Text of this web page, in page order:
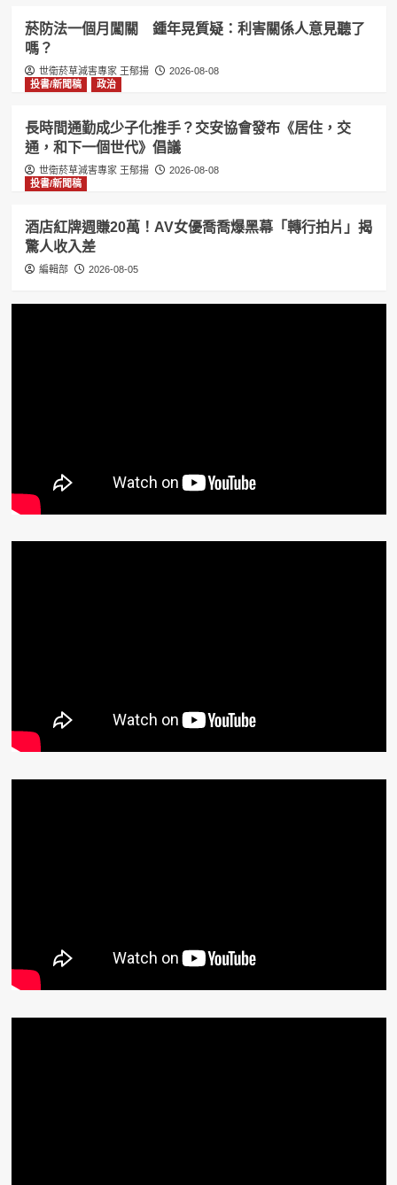
菸防法一個月闖關 鍾年晃質疑：利害關係人意見聽了
嗎？
世衛菸草減害專家 王郁揚
2026-08-08
投書/新聞稿
政治
長時間通勤成少子化推手？交安協會發布《居住，交
通，和下一個世代》倡議
世衛菸草減害專家 王郁揚
2026-08-08
投書/新聞稿
酒店紅牌週賺20萬！AV女優喬喬爆黑幕「轉行拍片」揭
驚人收入差
編輯部 2026-08-05